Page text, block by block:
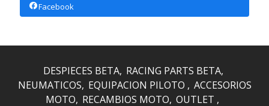
Facebook
DESPIECES BETA RACING PARTS BETA
NEUMATICOS EQUIPACION PILOTO
ACCESORIOS
MOTO RECAMBIOS MOTO OUTLET